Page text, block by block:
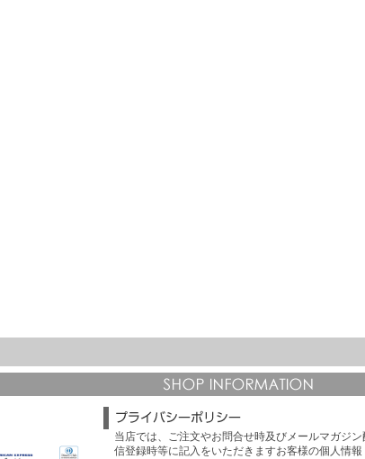
当店では、ご注文やお問合せ時及びメールマガジン
信登録時等に記入をいただきますお客様の個人情報